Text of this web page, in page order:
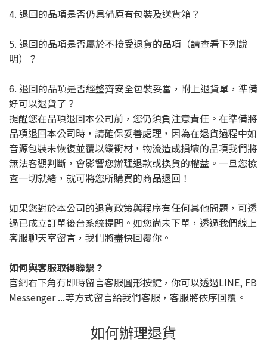
4. 退回的品項是否仍具備原有包裝及送貨箱？
5. 退回的品項是否屬於不接受退貨的品項（請查看下列說
明）？
6. 退回的品項是否經整齊安全包裝妥當，附上退貨單，準備
好可以退貨了？
提醒您在品項退回本公司前，您仍須負注意責任。在準備將
品項退回本公司時，請確保妥善處理，因為在退貨過程中如
音源包裝未恢復並覆以緩衝材，物流造成損壞的品項我們將
無法客觀判斷，會影響您辦理退款或換貨的權益。一旦您檢
查一切就緒，就可將您所購買的商品退回！
如果您對於本公司的退貨政策與程序有任何其他問題，可透
過已成立訂單後台系統提問。如您尚未下單，透過我們線上
客服聊天室留言，我們將盡快回覆你。
如何與客服取得聯繫？
官網右下角有即時留言客服圓形按鍵，你可以透過LINE, FB
Messenger ...等方式留言給我們客服，客服將依序回覆。
如何辦理退貨